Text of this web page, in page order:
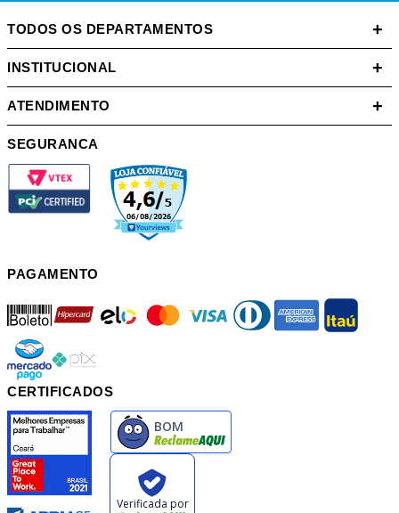
TODOS OS DEPARTAMENTOS +
INSTITUCIONAL +
ATENDIMENTO +
SEGURANCA
PAGAMENTO
boleto mastercard diners american itau
mercadopago
CERTIFICADOS